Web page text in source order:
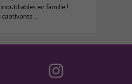
en famille !
captivants ...